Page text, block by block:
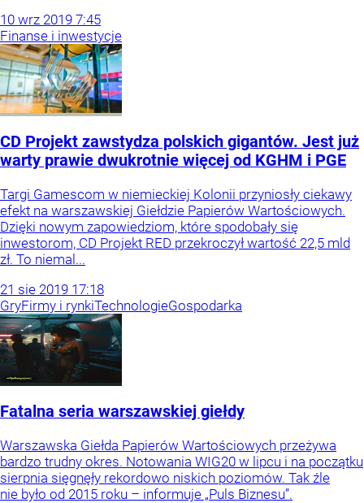
10 wrz 2019 7:45
Finanse i inwestycje
CD Projekt zawstydza polskich gigantów. Jest już
warty prawie dwukrotnie więcej od KGHM i PGE
Targi Gamescom w niemieckiej Kolonii przyniosły ciekawy
efekt na warszawskiej Giełdzie Papierów Wartościowych.
Dzięki nowym zapowiedziom, które spodobały się
inwestorom, CD Projekt RED przekroczył wartość 22,5 mld
zł. To niemal...
21 sie 2019 17:18
GryFirmy i rynkiTechnologieGospodarka
Fatalna seria warszawskiej giełdy
Warszawska Giełda Papierów Wartościowych przeżywa
bardzo trudny okres. Notowania WIG20 w lipcu i na początku
sierpnia sięgnęły rekordowo niskich poziomów. Tak źle
nie było od 2015 roku – informuje „Puls Biznesu”.